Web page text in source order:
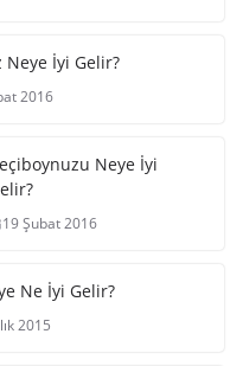
Neye İyi Gelir?
2016
Neye İyi
19 Şubat 2016
Ne İyi Gelir?
2015